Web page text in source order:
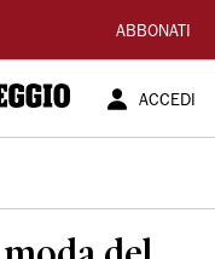
ABBONATI
ACCEDI